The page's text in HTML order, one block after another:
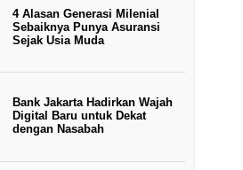
4 Alasan Generasi Milenial
Sebaiknya Punya Asuransi
Sejak Usia Muda
Bank Jakarta Hadirkan Wajah
Digital Baru untuk Dekat
dengan Nasabah